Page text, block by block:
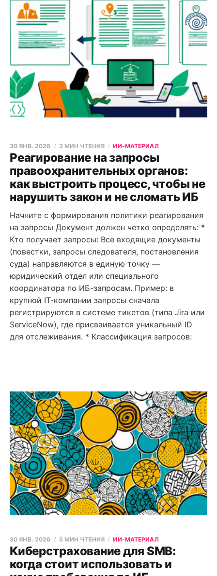
Реагирование на запросы
правоохранительных органов:
как выстроить процесс, чтобы не
нарушить закон и не сломать ИБ
30 ЯНВ. 2026 3 МИН ЧТЕНИЯ ИИ-МАТЕРИАЛ
Начните с формирования политики реагирования
на запросы Документ должен четко определять: *
Кто получает запросы: Все входящие документы
(повестки, запросы следователя, постановления
суда) направляются в единую точку —
юридический отдел или специального
координатора по ИБ-запросам. Пример: в
крупной IT-компании запросы сначала
регистрируются в системе тикетов (типа Jira или
ServiceNow), где присваивается уникальный ID
для отслеживания. * Классификация запросов:
Киберстрахование для SMB:
когда стоит использовать и
30 ЯНВ. 2026 5 МИН ЧТЕНИЯ ИИ-МАТЕРИАЛ